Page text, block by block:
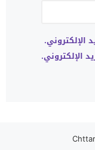
الإلكتروني.
الإلكتروني.